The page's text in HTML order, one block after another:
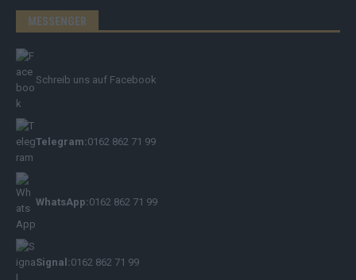
MESSENGER
Schreib uns auf Facebook
Telegram:0162 862 71 99
WhatsApp:0162 862 71 99
Signal:0162 862 71 99